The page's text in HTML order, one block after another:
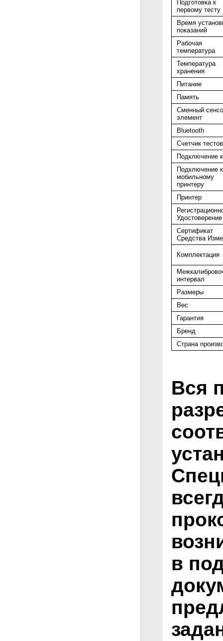
Подготовка к
первому тесту
Время
показаний
Рабочая
температура
Температура
хранения
Питание
Память
Сменный
элемент
Bluetooth
Счетчик тестов
Подключение
Подключение к
мобильному
принтеру
Принтер
Удостоверение
Сертификат
Средства
Комплектация
интервал
Размеры
Вес
Гарантия
Бренд
Страна
Вся
в